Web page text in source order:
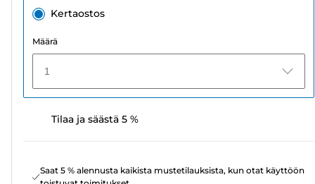
Kertaostos
Määrä
1
Tilaa ja säästä 5 %
Saat 5 % alennusta kaikista mustetilauksista, kun otat käyttöön